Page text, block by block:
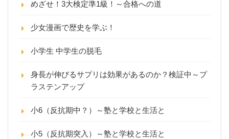
めざせ！3大検定準1級！～合格への道
少女漫画で歴史を学ぶ！
小学生 中学生の脱毛
身長が伸びるサプリは効果があるのか？検証中～プ
ラステンアップ
小6（反抗期中？）～塾と学校と生活と
小5（反抗期突入）～塾と学校と生活と